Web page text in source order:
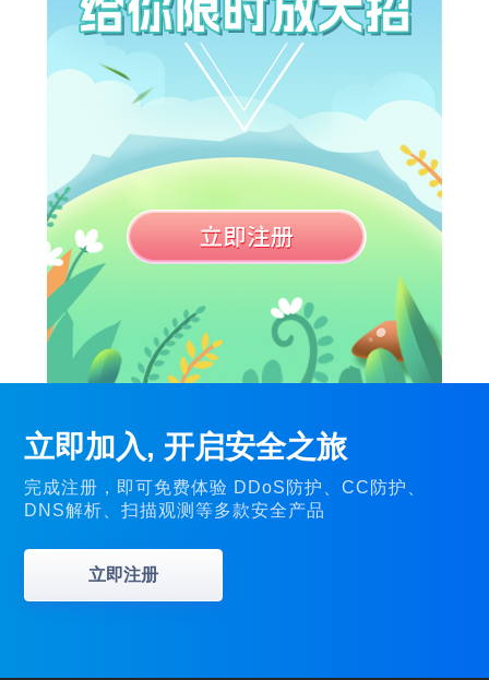
立即加入, 开启安全之旅
完成注册，即可免费体验 DDoS防护、CC防护、
DNS解析、扫描观测等多款安全产品
立即注册